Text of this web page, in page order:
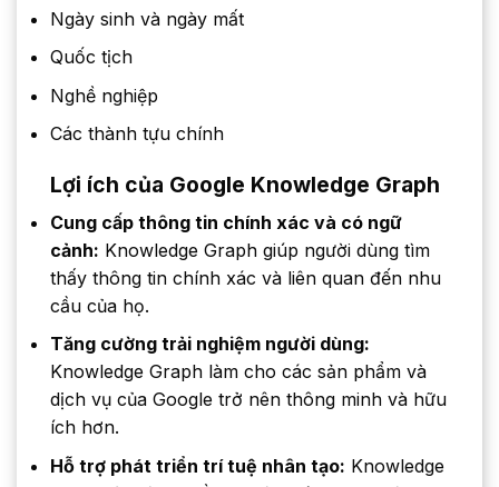
Ngày sinh và ngày mất
Quốc tịch
Nghề nghiệp
Các thành tựu chính
Lợi ích của Google Knowledge Graph
Cung cấp thông tin chính xác và có ngữ
cảnh: Knowledge Graph giúp người dùng tìm
thấy thông tin chính xác và liên quan đến nhu
cầu của họ.
Tăng cường trải nghiệm người dùng:
Knowledge Graph làm cho các sản phẩm và
dịch vụ của Google trở nên thông minh và hữu
ích hơn.
Hỗ trợ phát triển trí tuệ nhân tạo: Knowledge